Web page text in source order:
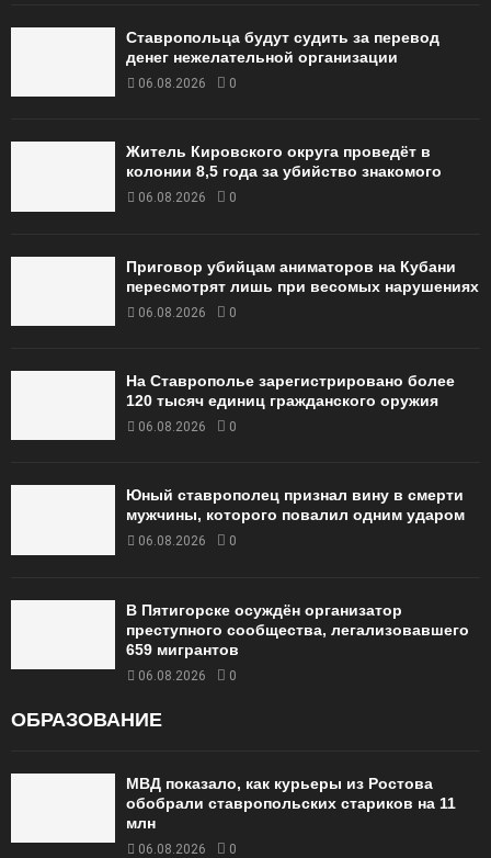
Ставропольца будут судить за перевод
денег нежелательной организации
06.08.2026 0
Житель Кировского округа проведёт в
колонии 8,5 года за убийство знакомого
06.08.2026 0
Приговор убийцам аниматоров на Кубани
пересмотрят лишь при весомых нарушениях
06.08.2026 0
На Ставрополье зарегистрировано более
120 тысяч единиц гражданского оружия
06.08.2026 0
Юный ставрополец признал вину в смерти
мужчины, которого повалил одним ударом
06.08.2026 0
В Пятигорске осуждён организатор
преступного сообщества, легализовавшего
659 мигрантов
06.08.2026 0
ОБРАЗОВАНИЕ
МВД показало, как курьеры из Ростова
обобрали ставропольских стариков на 11
млн
06.08.2026 0